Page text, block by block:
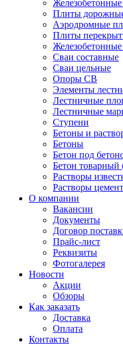
Плиты
Аэродромные
Плиты
Железобетонные
Сваи составные
Сваи цельные
Опоры СВ
Элементы
Лестничные
Лестничные
Ступени
Бетоны и
Бетоны
Бетон под
Бетон
Растворы
Растворы
О компании
Вакансии
Документы
Договор
Прайс-лист
Реквизиты
Фотогалерея
Новости
Акции
Обзоры
Как заказать
Доставка
Оплата
Контакты